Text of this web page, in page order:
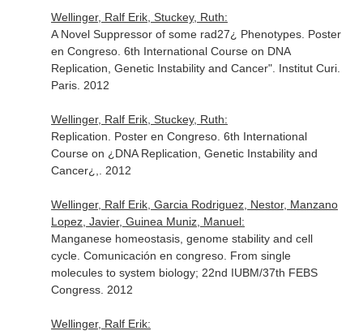
Wellinger, Ralf Erik, Stuckey, Ruth:
A Novel Suppressor of some rad27¿ Phenotypes. Poster
en Congreso. 6th International Course on DNA
Replication, Genetic Instability and Cancer". Institut Curi.
Paris. 2012
Wellinger, Ralf Erik, Stuckey, Ruth:
Replication. Poster en Congreso. 6th International
Course on ¿DNA Replication, Genetic Instability and
Cancer¿,. 2012
Wellinger, Ralf Erik, Garcia Rodriguez, Nestor, Manzano
Lopez, Javier, Guinea Muniz, Manuel:
Manganese homeostasis, genome stability and cell
cycle. Comunicación en congreso. From single
molecules to system biology; 22nd IUBM/37th FEBS
Congress. 2012
Wellinger, Ralf Erik: